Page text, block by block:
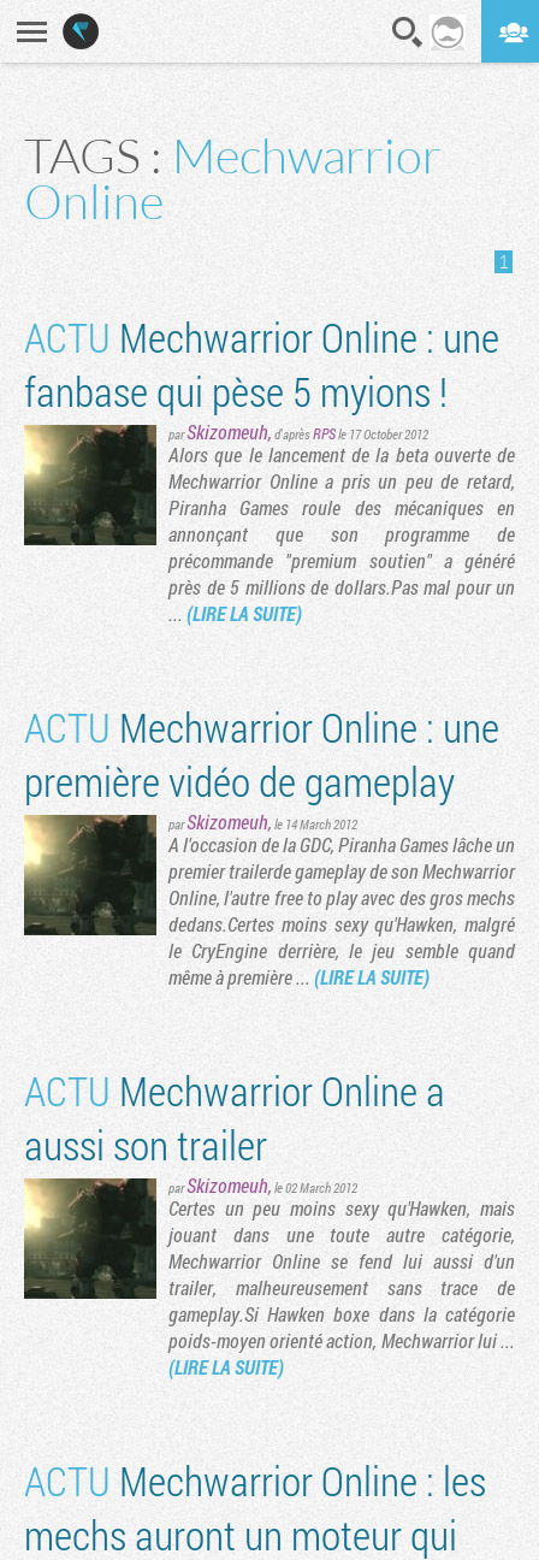
TAGS : Mechwarrior
Online
1
ACTU Mechwarrior Online : une
fanbase qui pèse 5 myions !
parSkizomeuh, d'aprèsRPSle 17 October 2012
Alors que le lancement de la beta ouverte de
Mechwarrior Online a pris un peu de retard,
Piranha Games roule des mécaniques en
annonçant que son programme de
précommande "premium soutien" a généré
près de 5 millions de dollars.Pas mal pour un
... (LIRE LA SUITE)
ACTU Mechwarrior Online : une
première vidéo de gameplay
parSkizomeuh, le 14 March 2012
A l'occasion de la GDC, Piranha Games lâche un
premier trailerde gameplay de son Mechwarrior
Online, l'autre free to play avec des gros mechs
dedans.Certes moins sexy qu'Hawken, malgré
le CryEngine derrière, le jeu semble quand
même à première ... (LIRE LA SUITE)
ACTU Mechwarrior Online a
aussi son trailer
parSkizomeuh, le 02 March 2012
Certes un peu moins sexy qu'Hawken, mais
jouant dans une toute autre catégorie,
Mechwarrior Online se fend lui aussi d'un
trailer, malheureusement sans trace de
gameplay.Si Hawken boxe dans la catégorie
poids-moyen orienté action, Mechwarrior lui ...
(LIRE LA SUITE)
ACTU Mechwarrior Online : les
mechs auront un moteur qui
Tribune